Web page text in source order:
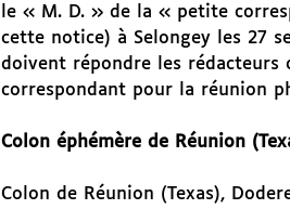
le « M. D. » de la « petite
cette notice) à Selongey les 27
doivent répondre les rédacteurs
correspondant pour la réunion
Colon éphémère de Réunion
Colon de Réunion (Texas),